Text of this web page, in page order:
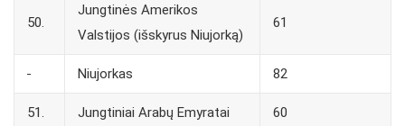
50.
Jungtinės Amerikos
Valstijos (išskyrus Niujorką)
61
Niujorkas 82
51. Jungtiniai Arabų Emyratai 60